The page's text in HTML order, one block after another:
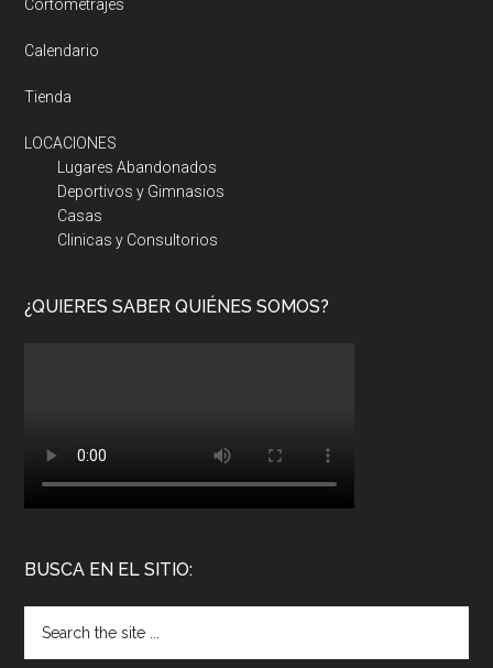
Cortometrajes
Calendario
Tienda
LOCACIONES
Lugares Abandonados
Deportivos y Gimnasios
Casas
Clinicas y Consultorios
¿QUIERES SABER QUIÉNES SOMOS?
BUSCA EN EL SITIO: